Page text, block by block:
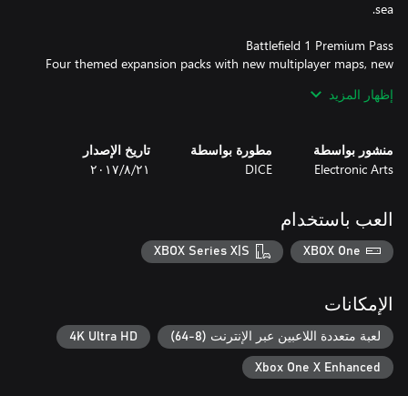
Four themed expansion packs with new multiplayer maps, new
Red Baron Pack, Lawrence of Arabia Pack and Hellfighter Pack –
containing themed weapons, vehicles and emblems based on the
NO WEAPON, VEHICLE OR GEAR MANUFACTURER IS
AFFILIATED WITH OR HAS SPONSORED OR ENDORSED THIS
إظهار المزيد
منشور بواسطة
Electronic Arts
مطورة بواسطة
DICE
تاريخ الإصدار
٢١‏/٨‏/٢٠١٧
العب باستخدام
XBOX One
XBOX Series X|S
الإمكانات
لعبة متعددة اللاعبين عبر الإنترنت (8-64) 4K Ultra HD
Xbox One X Enhanced